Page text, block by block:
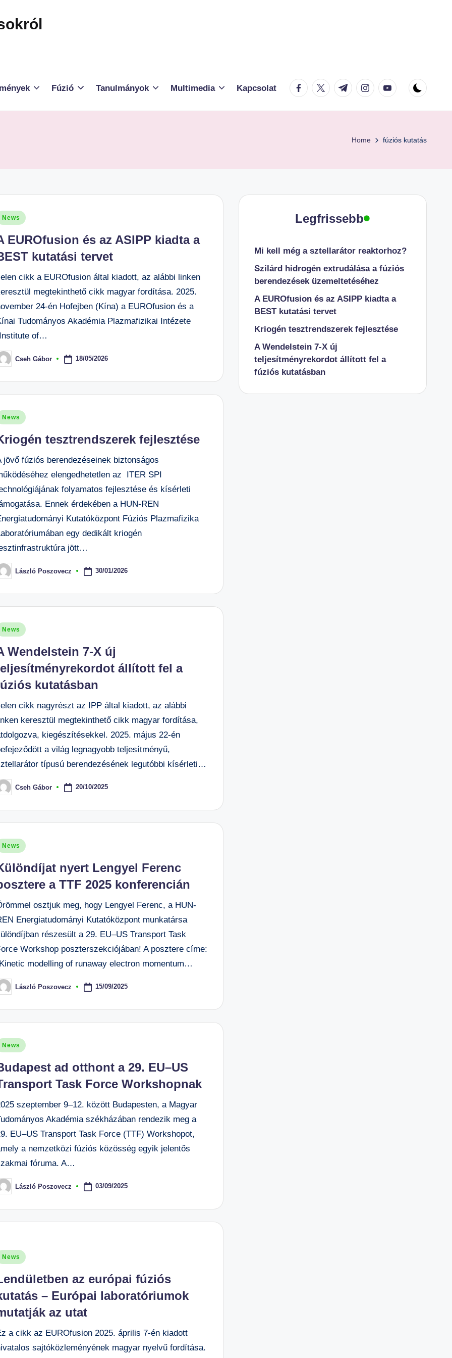
Fúzió Tanulmányok Multimedia Kapcsolat facebook.com
twitter.com
t.me instagram.com
youtube.com
Home fúziós kutatás
News
EUROfusion és az ASIPP kiadta a
kutatási tervet
cikk a EUROfusion által kiadott, az alábbi linken
megtekinthető cikk magyar fordítása. 2025.
24-én Hofejben (Kína) a EUROfusion és a
Tudományos Akadémia Plazmafizikai Intézete
of…
Cseh Gábor 18/05/2026
News
tesztrendszerek fejlesztése
jövő fúziós berendezéseinek biztonságos
elengedhetetlen az ITER SPI
folyamatos fejlesztése és kísérleti
Ennek érdekében a HUN-REN
Kutatóközpont Fúziós Plazmafizika
egy dedikált kriogén
jött…
László Poszovecz 30/01/2026
News
Wendelstein 7-X új
állított fel a
kutatásban
cikk nagyrészt az IPP által kiadott, az alábbi
keresztül megtekinthető cikk magyar fordítása,
kiegészítésekkel. 2025. május 22-én
a világ legnagyobb teljesítményű,
típusú berendezésének legutóbbi kísérleti…
Cseh Gábor 20/10/2025
News
nyert Lengyel Ferenc
a TTF 2025 konferencián
osztjuk meg, hogy Lengyel Ferenc, a HUN-
Energiatudományi Kutatóközpont munkatársa
részesült a 29. EU–US Transport Task
Workshop poszterszekciójában! A posztere címe:
modelling of runaway electron momentum…
László Poszovecz 15/09/2025
News
ad otthont a 29. EU–US
Task Force Workshopnak
szeptember 9–12. között Budapesten, a Magyar
Akadémia székházában rendezik meg a
EU–US Transport Task Force (TTF) Workshopot,
a nemzetközi fúziós közösség egyik jelentős
fóruma. A…
László Poszovecz 03/09/2025
News
az európai fúziós
– Európai laboratóriumok
az utat
a cikk az EUROfusion 2025. április 7-én kiadott
sajtóközleményének magyar nyelvű fordítása.
Legfrissebb
Mi kell még a sztellarátor reaktorhoz?
Szilárd hidrogén extrudálása a fúziós
berendezések üzemeltetéséhez
A EUROfusion és az ASIPP kiadta a
BEST kutatási tervet
Kriogén tesztrendszerek fejlesztése
A Wendelstein 7-X új
teljesítményrekordot állított fel a
fúziós kutatásban